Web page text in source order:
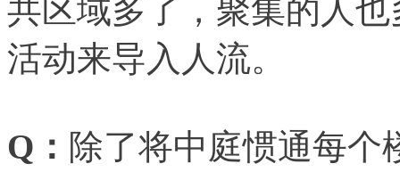
共区域多了，聚集的人
活动来导入人流。
Q ： 除了将中庭惯通每个